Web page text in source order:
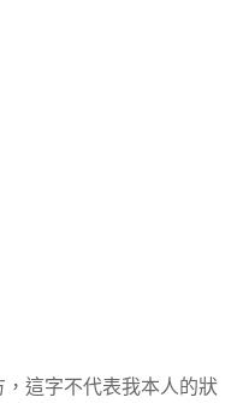
這字不代表我本人的狀